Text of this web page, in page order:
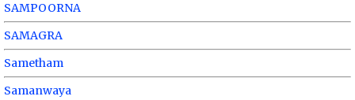
SAMPOORNA
SAMAGRA
Sametham
Samanwaya